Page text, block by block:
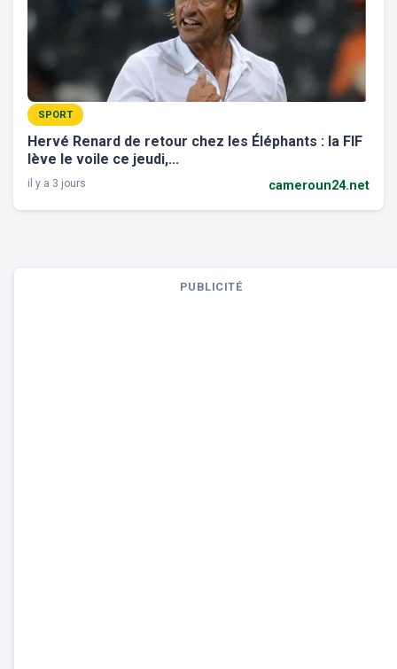
SPORT
Hervé Renard de retour chez les Éléphants : la FIF
lève le voile ce jeudi,...
il y a 3 jours cameroun24.net
PUBLICITÉ